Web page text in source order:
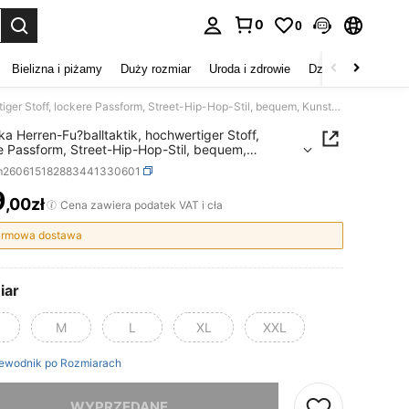
0 0
Bielizna i piżamy Duży rozmiar Uroda i zdrowie Dzieci
Koszulka Herren-Fu?balltaktik, hochwertiger Stoff, lockere Passform, Street-Hip-Hop-Stil, bequem, Kunstdruck
Herren-Fu?balltaktik, hochwertiger Stoff,
Passform, Street-Hip-Hop-Stil, bequem,
AND AVAILABILITY
,00zł Cena zawiera podatek VAT i cła
dostawa
M L XL XXL
po Rozmiarach